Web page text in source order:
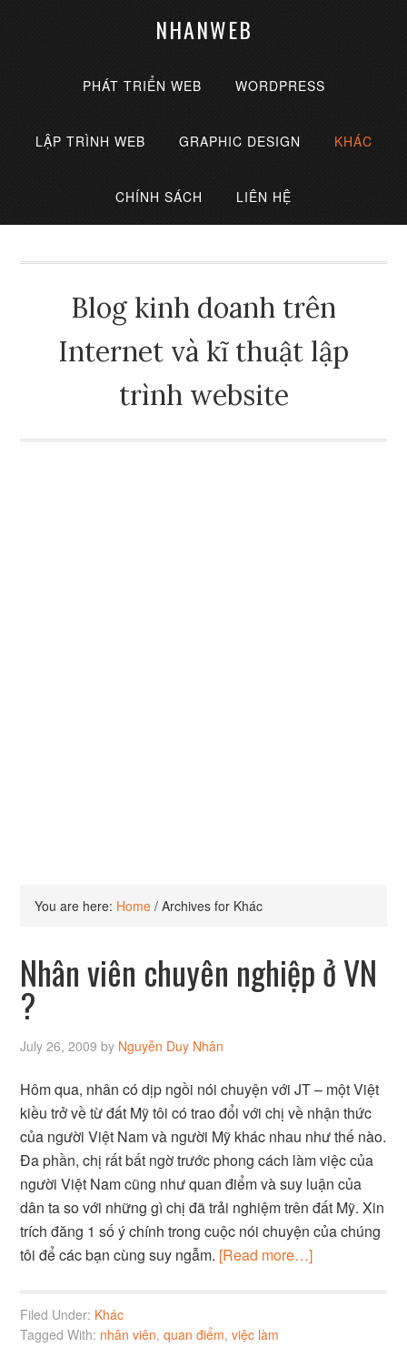
NHANWEB
PHÁT TRIỂN WEB WORDPRESS
LẬP TRÌNH WEB GRAPHIC DESIGN KHÁC
CHÍNH SÁCH LIÊN HỆ
Blog kinh doanh trên
Internet và kĩ thuật lập
trình website
You are here: Home / Archives for Khác
Nhân viên chuyên nghiệp ở VN
?
July 26, 2009 by Nguyễn Duy Nhân
Hôm qua, nhân có dịp ngồi nói chuyện với JT – một Việt
kiều trở về từ đất Mỹ tôi có trao đổi với chị về nhận thức
của người Việt Nam và người Mỹ khác nhau như thế nào.
Đa phần, chị rất bất ngờ trước phong cách làm việc của
người Việt Nam cũng như quan điểm và suy luận của
dân ta so với những gì chị đã trải nghiệm trên đất Mỹ. Xin
trích đăng 1 số ý chính trong cuộc nói chuyện của chúng
tôi để các bạn cùng suy ngẫm. [Read more…]
Filed Under: Khác
Tagged With: nhân viên,quan điểm,việc làm